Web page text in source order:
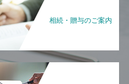
相続・贈与のご案内